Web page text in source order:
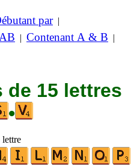
par|
| Contenant A & B |
de 15 lettres
•
lettre